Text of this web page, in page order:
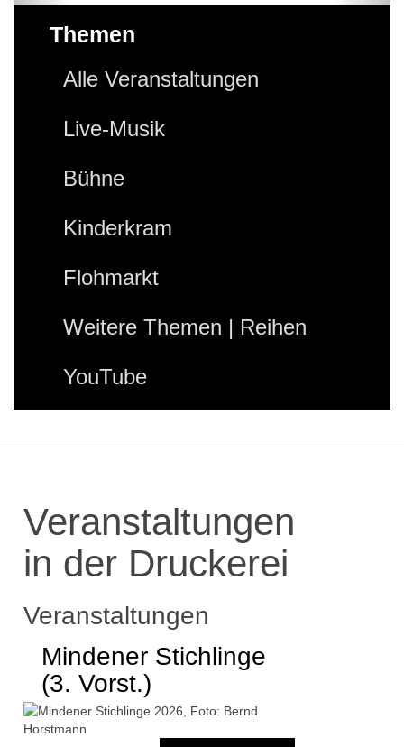
Themen
Alle Veranstaltungen
Live-Musik
Bühne
Kinderkram
Flohmarkt
Weitere Themen | Reihen
YouTube
Veranstaltungen
in der Druckerei
Veranstaltungen
Mindener Stichlinge
(3. Vorst.)